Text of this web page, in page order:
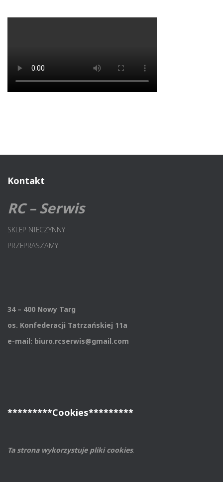
Kontakt
RC – Serwis
SKLEP NIECZYNNY
PRZEPRASZAMY
34 – 400 Nowy Targ
os. Konfederacji Tatrzańskiej 11a
e-mail: biuro.rcserwis@gmail.com
*********Cookies*********
Ta strona wykorzystuje pliki cookies.